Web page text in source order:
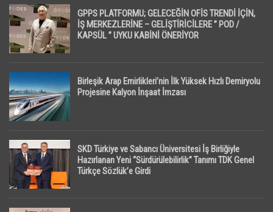
GPPS PLATFORMU; GELECEĞİN OFİS TRENDİ İÇİN,
İŞ MERKEZLERİNE – GELİŞTİRİCİLERE ” POD /
KAPSÜL ” UYKU KABİNİ ÖNERİYOR
Birleşik Arap Emirlikleri’nin İlk Yüksek Hızlı Demiryolu
Projesine Kalyon İnşaat İmzası
SKD Türkiye ve Sabancı Üniversitesi İş Birliğiyle
Hazırlanan Yeni “Sürdürülebilirlik” Tanımı TDK Genel
Türkçe Sözlük’e Girdi